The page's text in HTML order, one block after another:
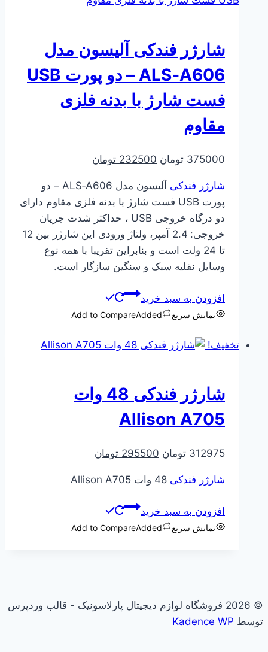
شارژر فندکی آلیسون مدل
ALS‑A606 – دو پورت USB
فست شارژ با بدنه فلزی
مقاوم
375000 تومان قیمت
375000 تومان
بود.
232500 تومان
232500 تومان
است.
شارژر فندکی
آلیسون مدل ALS‑A606 – دو
پورت USB فست شارژ با بدنه فلزی مقاوم دارای
دو درگاه خروجی USB ، حداکثر شدت جریان
خروجی: 2.4 آمپر، ولتاژ ورودی این شارژر بین 12
تا 24 ولت است و بنابراین تقریبا با همه نوع
وسایل نقلیه سبک و سنگین سازگار است.
افزودن به سبد خرید
نمایش سریع Add to CompareAdded
تخفیف!
شارژر فندکی 48 وات
Allison A705
312975 تومان قیمت
312975 تومان
295500 تومان
شارژر فندکی
افزودن به سبد خرید
نمایش سریع Add to CompareAdded
© 2026 فروشگاه لوازم دیجیتال پارلاسونیک - قالب وردپرس
توسط Kadence WP